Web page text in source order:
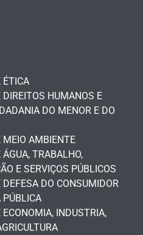
ÉTICA
DIREITOS HUMANOS E
DO MENOR E DO
MEIO AMBIENTE
TRABALHO,
E SERVIÇOS PÚBLICOS
DO CONSUMIDOR
PÚBLICA
INDUSTRIA,